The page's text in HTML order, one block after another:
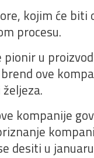
kojim će
procesu.
u
ove
kompanije
desiti u